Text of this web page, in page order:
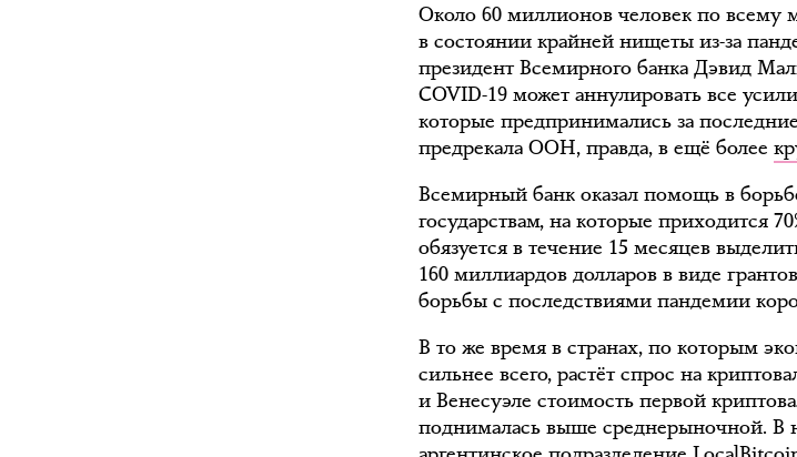
Около 60 миллионов человек по всему
в состоянии крайней нищеты из-за
президент Всемирного банка Дэвид
COVID-19 может аннулировать все
которые предпринимались за
предрекала ООН, правда, в ещё более
Всемирный банк оказал помощь в
государствам, на которые приходится
обязуется в течение 15 месяцев
160 миллиардов долларов в виде
борьбы с последствиями пандемии
В то же время в странах, по которым
сильнее всего, растёт спрос на
и Венесуэле стоимость первой
поднималась выше среднерыночной. В